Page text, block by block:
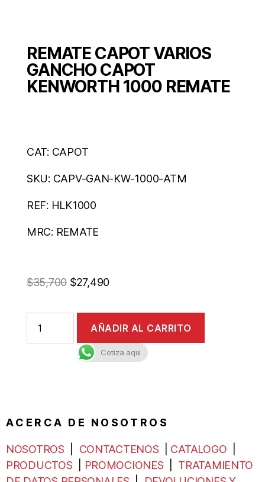
REMATE CAPOT VARIOS
GANCHO CAPOT
KENWORTH 1000 REMATE
CAT: CAPOT
SKU: CAPV-GAN-KW-1000-ATM
REF: HLK1000
MRC: REMATE
$35,700 $27,490
AÑADIR AL CARRITO
Cotiza aqui
A C E R C A D E N O S O T R O S
NOSOTROS CONTACTENOS CATALOGO
PRODUCTOS
PROMOCIONES
TRATAMIENTO